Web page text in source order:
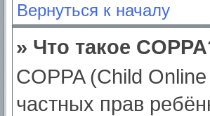
Вернуться к началу
» Что такое
COPPA (Child
частных прав